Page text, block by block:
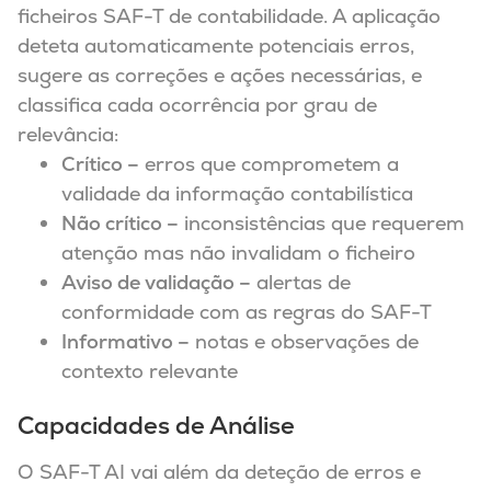
ficheiros SAF-T de contabilidade. A aplicação
deteta automaticamente potenciais erros,
sugere as correções e ações necessárias, e
classifica cada ocorrência por grau de
relevância:
Crítico – erros que comprometem a
validade da informação contabilística
Não crítico – inconsistências que requerem
atenção mas não invalidam o ficheiro
Aviso de validação – alertas de
conformidade com as regras do SAF-T
Informativo – notas e observações de
contexto relevante
Capacidades de Análise
O SAF-T AI vai além da deteção de erros e